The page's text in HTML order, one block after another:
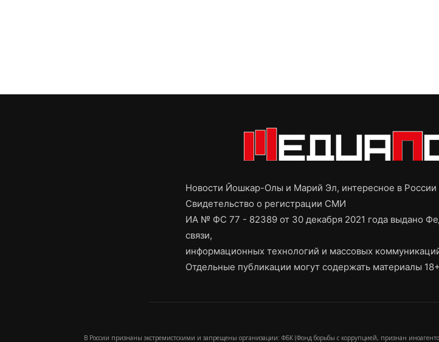
Новости Йошкар-Олы и Марий Эл, интересное в
Свидетельство о регистрации СМИ
ИА № ФС 77 - 82389 от 30 декабря 2021 года выдано
связи,
информационных технологий и массовых
Отдельные публикации могут содержать материалы 18+
В России признаны экстремистскими и запрещены организации: ФБК (Фонд борьбы с коррупцией, признан